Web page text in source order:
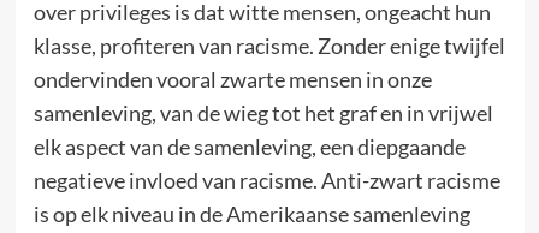
over privileges is dat witte mensen, ongeacht hun
klasse, profiteren van racisme. Zonder enige twijfel
ondervinden vooral zwarte mensen in onze
samenleving, van de wieg tot het graf en in vrijwel
elk aspect van de samenleving, een diepgaande
negatieve invloed van racisme. Anti-zwart racisme
is op elk niveau in de Amerikaanse samenleving